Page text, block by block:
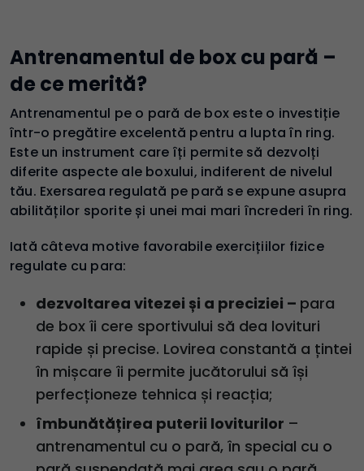
Antrenamentul de box cu pară –
de ce merită?
Antrenamentul pe o pară de box este o investiție
într-o pregătire excelentă pentru a lupta în ring.
Este un instrument care îți permite să dezvolți
diferite aspecte ale boxului, indiferent de nivelul
tău. Exersarea regulată pe pară se expune asupra
abilităților sporite și unei mai mari încrederi în ring.
Iată câteva motive favorabile exercițiilor fizice
regulate cu para:
dezvoltarea vitezei și a preciziei – para
de box îi cere sportivului să dea lovituri
rapide și precise. Lovirea constantă a țintei
în mișcare îi permite jucătorului să își
perfecționeze tehnica și reacția;
îmbunătățirea puterii loviturilor –
antrenamentul cu o pară, în special cu o